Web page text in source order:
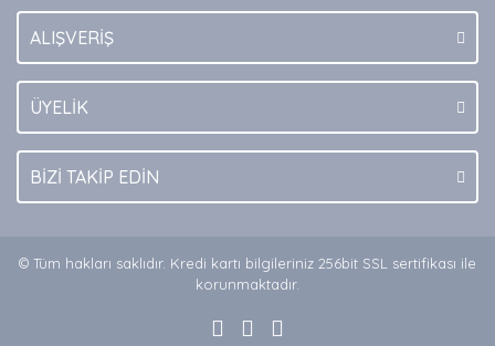
ALIŞVERİŞ
ÜYELİK
BİZİ TAKİP EDİN
© Tüm hakları saklıdır. Kredi kartı bilgileriniz 256bit SSL sertifikası ile
korunmaktadır.